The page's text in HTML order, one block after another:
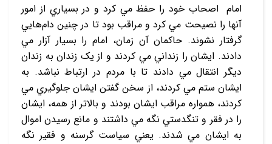
امام اصحاب خود را حفظ مي‏ کرد و در بسياري از امور
آنها را نصيحت مي‏ کرد و مراقب بود تا در چنين دام‌هايي
گرفتار نشوند. حاکمان آن زمان، امام را بسيار آزار مي
‏دادند. ايشان را زنداني مي ‏کردند و از يک زندان به زندان
ديگر انتقال مي ‏دادند تا با مردم در ارتباط نباشد. به
ايشان ستم مي‏ کردند، از سخن گفتن ايشان جلوگيري مي
‏کردند، همواره مراقب ايشان بودند و بالاتر از همه، ايشان
را در فقر و تنگدستي نگه مي ‏داشتند و مانع رسيدن اموال
به ايشان مي ‏شدند. يعني سياست گرسنه و فقير نگه